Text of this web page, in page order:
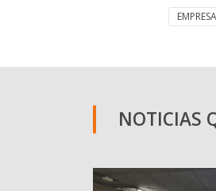
EMPRESA
NOTICIAS